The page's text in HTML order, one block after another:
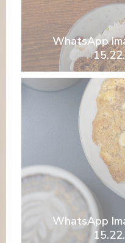
WhatsApp
WhatsApp